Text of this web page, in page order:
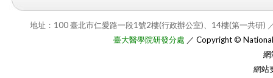
地址：100 臺北市仁愛路一段1號2樓(行政辦公室)、14樓(第一共研)
臺大醫學院研發分處 ／ Copyright ©
網
網站